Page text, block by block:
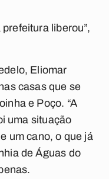
liberou”,
Eliomar
casas que se
e Poço. “A
uma situação
um cano, o que já
de Águas do